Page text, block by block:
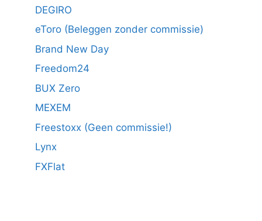
DEGIRO
eToro (Beleggen zonder commissie)
Brand New Day
Freedom24
BUX Zero
MEXEM
Freestoxx (Geen commissie!)
Lynx
FXFlat